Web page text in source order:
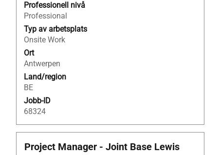
Professionell nivå
Professional
Typ av arbetsplats
Onsite Work
Ort
Antwerpen
Land/region
BE
Jobb-ID
68324
att
visa
allt
innehåll
i
jobbeskrivningen.
Titel
Project Manager - Joint Base Lewis
Klicka